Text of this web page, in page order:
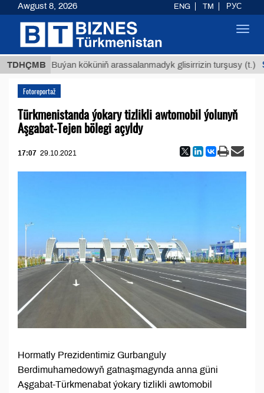
TDHÇMBBuýan köküniň arassalanmadyk glisirrizin turşusy (t.)
Fotoreportaž
Türkmenistanda ýokary tizlikli awtomobil ýolunyň
Aşgabat-Tejen bölegi açyldy
17:07 29.10.2021
Hormatly Prezidentimiz Gurbanguly
Berdimuhamedowyň gatnaşmagynda anna güni
Aşgabat-Türkmenabat ýokary tizlikli awtomobil
Awgust 8, 2026 ENG TM РУС